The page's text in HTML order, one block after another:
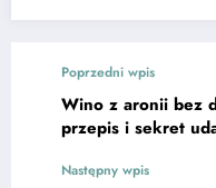
Poprzedni wpis
Wino z aronii bez
przepis i sekret
Następny wpis